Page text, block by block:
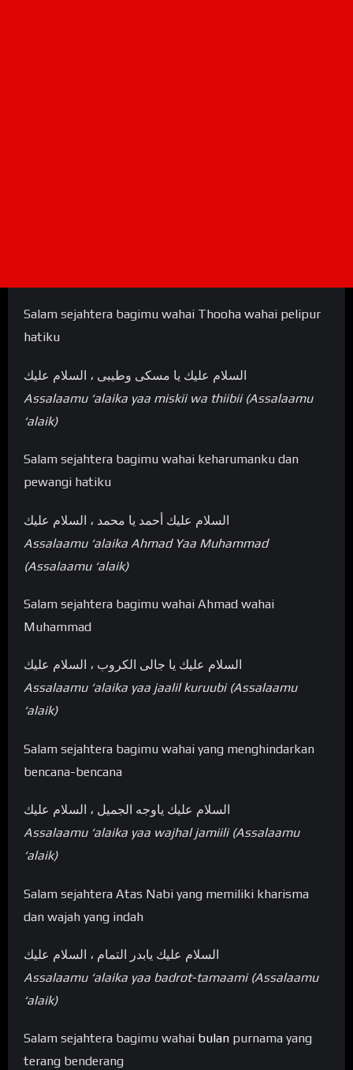
Salam sejahtera bagimu wahai Thooha wahai pelipur
hatiku
السلام عليك يا مسکی وطيبی ، السلام عليك
Assalaamu ‘alaika yaa miskii wa thiibii (Assalaamu
‘alaik)
Salam sejahtera bagimu wahai keharumanku dan
pewangi hatiku
السلام عليك أحمد يا محمد ، السلام عليك
Assalaamu ‘alaika Ahmad Yaa Muhammad
(Assalaamu ‘alaik)
Salam sejahtera bagimu wahai Ahmad wahai
Muhammad
السلام عليك يا جالی الکروب ، السلام عليك
Assalaamu ‘alaika yaa jaalil kuruubi (Assalaamu
‘alaik)
Salam sejahtera bagimu wahai yang menghindarkan
bencana-bencana
السلام عليك ياوجه الجميل ، السلام عليك
Assalaamu ‘alaika yaa wajhal jamiili (Assalaamu
‘alaik)
Salam sejahtera Atas Nabi yang memiliki kharisma
dan wajah yang indah
السلام عليك يابدر التمام ، السلام عليك
Assalaamu ‘alaika yaa badrot-tamaami (Assalaamu
‘alaik)
Salam sejahtera bagimu wahai bulan purnama yang
terang benderang